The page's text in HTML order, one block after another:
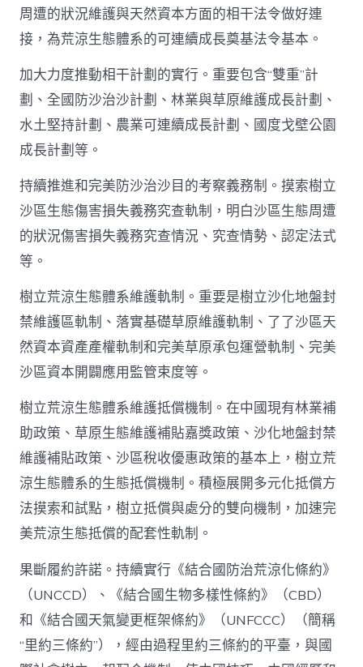
周遭的狀況維護與天然資本方面的相干法令做好連
接，為荒涼生態體系的可連續成長奠基法令基本。
加大力度推動相干計劃的實行。重要包含“雙重”計
劃、全國防沙治沙計劃、林業與草原維護成長計劃、
水土堅持計劃、農業可連續成長計劃、國度戈壁公園
成長計劃等。
持續推進和完美防沙治沙目的考察義務制。摸索樹立
沙區生態傷害損失義務究查軌制，明白沙區生態周遭
的狀況傷害損失義務究查情況、究查情勢、認定法式
等。
樹立荒涼生態體系維護軌制。重要是樹立沙化地盤封
禁維護區軌制、落實基礎草原維護軌制、了了沙區天
然資本資產產權軌制和完美草原承包運營軌制、完美
沙區資本開闢應用監管束度等。
樹立荒涼生態體系維護抵償機制。在中國現有林業補
助政策、草原生態維護補貼嘉獎政策、沙化地盤封禁
維護補貼政策、沙區稅收優惠政策的基本上，樹立荒
涼生態體系的生態抵償機制。積極展開多元化抵償方
法摸索和試點，樹立抵償與處分的雙向機制，加速完
美荒涼生態抵償的配套性軌制。
果斷履約許諾。持續實行《結合國防治荒涼化條約》
（UNCCD）、《結合國生物多樣性條約》（CBD）
和《結合國天氣變更框架條約》（UNFCCC）（簡稱
“里約三條約”），經由過程里約三條約的平臺，與國